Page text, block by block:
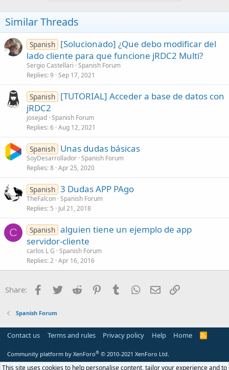
n
s
:
Similar Threads
Spanish [Solucionado] ¿Que debo modificar del
lado cliente para que funcione jRDC2 Multi?
Sergio Castellari Spanish Forum
Replies 9 Sep 17, 2021
Spanish [TUTORIAL] Acceder a base de datos con
jRDC2
josejad Spanish Forum
Replies 6 Aug 12, 2021
Spanish Unas dudas básicas
SoyDesarrollador Spanish Forum
Replies 8 Apr 25, 2020
Spanish 3 Dudas APP PAgo
TheFalcon Spanish Forum
Replies 5 Jul 21, 2018
C Spanish alguien tiene un ejemplo de app
servidor-cliente
carlos L G Spanish Forum
Replies 2 Apr 16, 2016
Share: Facebook
Twitter Reddit PinterestTumblr WhatsApp
Email
Spanish Forum
Contact us Terms and rules Privacy policy Help Home
R
Community platform by XenForo® © 2010-2021 XenForo Ltd.
This site uses cookies to help personalise content, tailor your experience and to